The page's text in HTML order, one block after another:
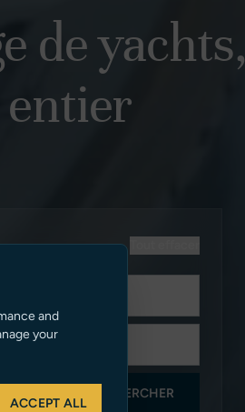
de yachts,
entier
RECHERCHER
and
your
ACCEPT ALL